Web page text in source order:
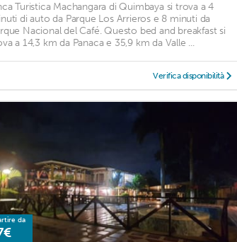
Turistica Machangara di Quimbaya si trova a 4
di auto da Parque Los Arrieros e 8 minuti da
Nacional del Café. Questo bed and breakfast si
a 14,3 km da Panaca e 35,9 km da Valle ...
Verifica disponibilità
da